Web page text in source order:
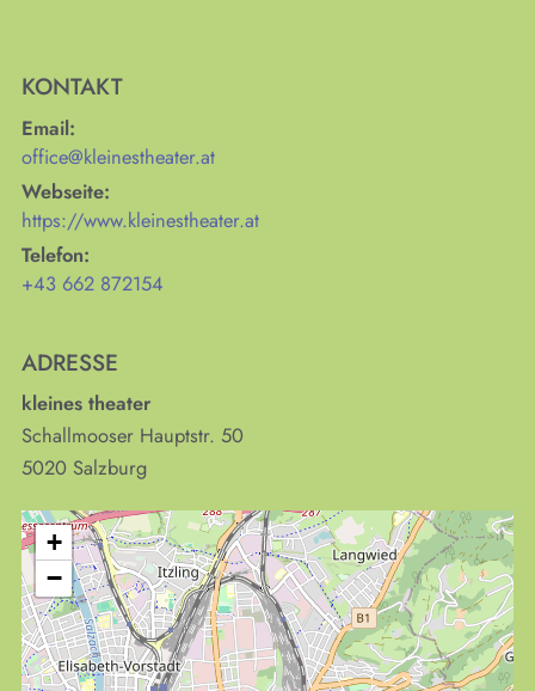
KONTAKT
Email:
office@kleinestheater.at
Webseite:
https://www.kleinestheater.at
Telefon:
+43 662 872154
ADRESSE
kleines theater
Schallmooser Hauptstr. 50
5020 Salzburg
+
−
KULTplan ABO
Kultur in Salzburg auf einen Blick